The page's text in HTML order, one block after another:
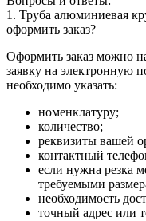
1. Труба алюминиевая
оформить заказ?
Оформить заказ можно
заявку на электронную
необходимо указать:
номенклатуру;
количество;
реквизиты вашей
контактный
если нужна резка
требуемыми
необходимость
точный адрес или